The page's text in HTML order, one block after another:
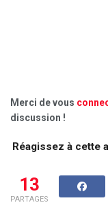
Merci de vous
discussion !
Réagissez à cette
13
PARTAGES